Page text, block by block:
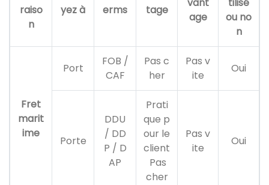
raiso
n
yez à
erms
tage
vant
age
tilisé
ou no
n
Fret
marit
ime
Port
FOB /
CAF
Pas c
her
Pas v
ite
Oui
Porte
DDU
/ DD
P / D
AP
Prati
que p
our le
client
Pas
cher
Pas v
ite
Oui